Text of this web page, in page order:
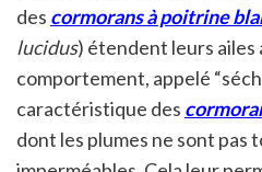
des cormorans à poitrine
lucidus) étendent leurs ailes
comportement, appelé
caractéristique des
dont les plumes ne sont pas